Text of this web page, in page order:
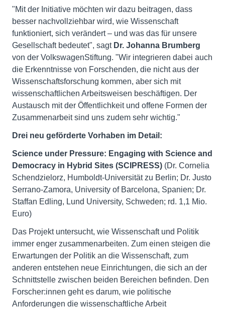
"Mit der Initiative möchten wir dazu beitragen, dass
besser nachvollziehbar wird, wie Wissenschaft
funktioniert, sich verändert – und was das für unsere
Gesellschaft bedeutet", sagt Dr. Johanna Brumberg
von der VolkswagenStiftung. "Wir integrieren dabei auch
die Erkenntnisse von Forschenden, die nicht aus der
Wissenschaftsforschung kommen, aber sich mit
wissenschaftlichen Arbeitsweisen beschäftigen. Der
Austausch mit der Öffentlichkeit und offene Formen der
Zusammenarbeit sind uns zudem sehr wichtig."
Drei neu geförderte Vorhaben im Detail:
Science under Pressure: Engaging with Science and
Democracy in Hybrid Sites (SCIPRESS) (Dr. Cornelia
Schendzielorz, Humboldt-Universität zu Berlin; Dr. Justo
Serrano-Zamora, University of Barcelona, Spanien; Dr.
Staffan Edling, Lund University, Schweden; rd. 1,1 Mio.
Euro)
Das Projekt untersucht, wie Wissenschaft und Politik
immer enger zusammenarbeiten. Zum einen steigen die
Erwartungen der Politik an die Wissenschaft, zum
anderen entstehen neue Einrichtungen, die sich an der
Schnittstelle zwischen beiden Bereichen befinden. Den
Forscher:innen geht es darum, wie politische
Anforderungen die wissenschaftliche Arbeit